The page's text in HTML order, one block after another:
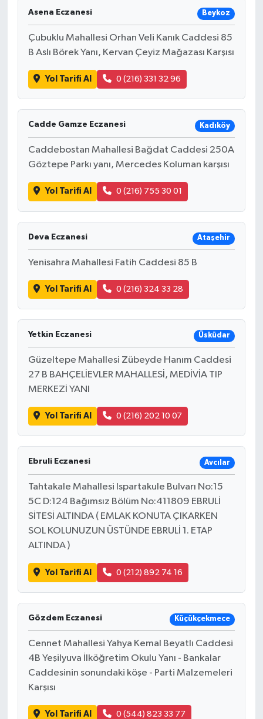
Asena Eczanesi Beykoz
Çubuklu Mahallesi Orhan Veli Kanık Caddesi 85
B Aslı Börek Yanı, Kervan Çeyiz Mağazası Karşısı
Yol Tarifi Al 0 (216) 331 32 96
Cadde Gamze Eczanesi Kadıköy
Caddebostan Mahallesi Bağdat Caddesi 250A
Göztepe Parkı yanı, Mercedes Koluman karşısı
Yol Tarifi Al 0 (216) 755 30 01
Deva Eczanesi Ataşehir
Yenisahra Mahallesi Fatih Caddesi 85 B
Yol Tarifi Al 0 (216) 324 33 28
Yetkin Eczanesi Üsküdar
Güzeltepe Mahallesi Zübeyde Hanım Caddesi
27 B BAHÇELİEVLER MAHALLESİ, MEDİVİA TIP
MERKEZİ YANI
Yol Tarifi Al 0 (216) 202 10 07
Ebruli Eczanesi Avcılar
Tahtakale Mahallesi Ispartakule Bulvarı No:15
5C D:124 Bağımsız Bölüm No:411809 EBRULİ
SİTESİ ALTINDA ( EMLAK KONUTA ÇIKARKEN
SOL KOLUNUZUN ÜSTÜNDE EBRULİ 1. ETAP
ALTINDA )
Yol Tarifi Al 0 (212) 892 74 16
Gözdem Eczanesi Küçükçekmece
Cennet Mahallesi Yahya Kemal Beyatlı Caddesi
4B Yeşilyuva İlköğretim Okulu Yanı - Bankalar
Caddesinin sonundaki köşe - Parti Malzemeleri
Karşısı
Yol Tarifi Al 0 (544) 823 33 77